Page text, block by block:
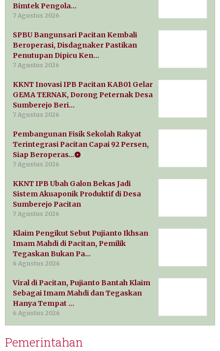
Bimtek Pengola…
7 Agustus 2026
SPBU Bangunsari Pacitan Kembali
Beroperasi, Disdagnaker Pastikan
Penutupan Dipicu Ken…
7 Agustus 2026
KKNT Inovasi IPB Pacitan KAB01 Gelar
GEMA TERNAK, Dorong Peternak Desa
Sumberejo Beri…
7 Agustus 2026
Pembangunan Fisik Sekolah Rakyat
Terintegrasi Pacitan Capai 92 Persen,
Siap Beroperas…
7 Agustus 2026
KKNT IPB Ubah Galon Bekas Jadi
Sistem Akuaponik Produktif di Desa
Sumberejo Pacitan
7 Agustus 2026
Klaim Pengikut Sebut Pujianto Ikhsan
Imam Mahdi di Pacitan, Pemilik
Tegaskan Bukan Pa…
6 Agustus 2026
Viral di Pacitan, Pujianto Bantah Klaim
Sebagai Imam Mahdi dan Tegaskan
Hanya Tempat …
6 Agustus 2026
Pemerintahan